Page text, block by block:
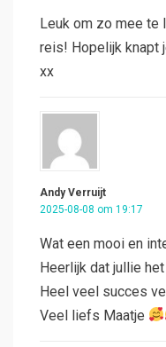
Leuk om zo mee te
reis! Hopelijk knapt
xx
Andy Verruijt
2025-08-08 om 19:17
Wat een mooi en
Heerlijk dat jullie
Heel veel succes
Veel liefs Maatje